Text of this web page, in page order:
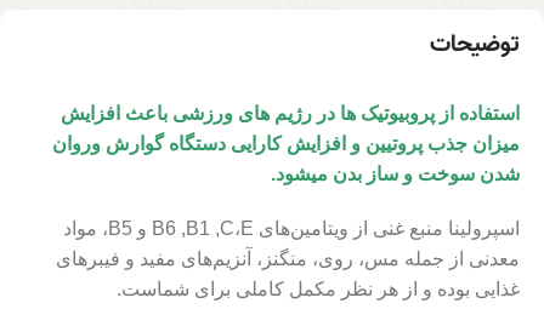
توضیحات
استفاده از پروبیوتیک ها در رژیم های ورزشی باعث افزایش
میزان جذب پروتیین و افزایش کارایی دستگاه گوارش وروان
شدن سوخت و ساز بدن میشود.
اسپرولینا منبع غنی از ویتامین‌های B6 ,B1 ,C،E و B5، مواد
معدنی از جمله مس، روی، منگنز، آنزیم‌های مفید و فیبر‌های
غذایی بوده و از هر نظر مکمل کاملی برای شماست.